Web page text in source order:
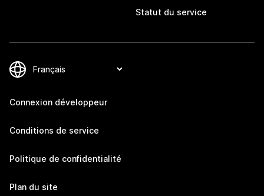
Statut du service
Connexion développeur
Conditions de service
Politique de confidentialité
Plan du site